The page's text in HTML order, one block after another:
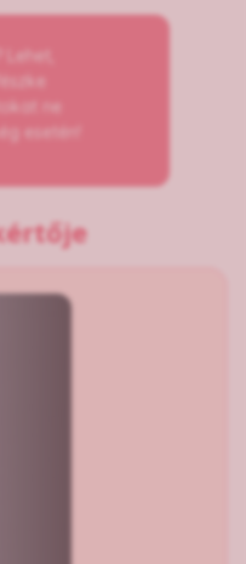
ne
esetén!